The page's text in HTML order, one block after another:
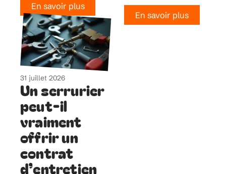
En savoir plus
31 juillet 2026
Un serrurier
peut-il
vraiment
offrir un
contrat
d’entretien
En savoir plus